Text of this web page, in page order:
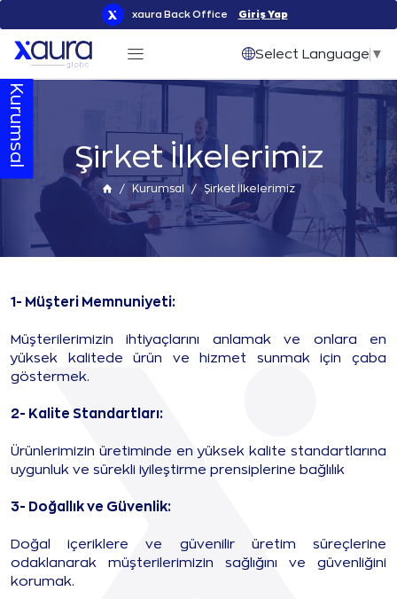
xaura Back Office Giriş Yap
Select Language ▼
Şirket İlkelerimiz
Kurumsal Şirket İlkelerimiz
Kurumsal
1- Müşteri Memnuniyeti:
Müşterilerimizin ihtiyaçlarını anlamak ve onlara en
yüksek kalitede ürün ve hizmet sunmak için çaba
göstermek.
2- Kalite Standartları:
Ürünlerimizin üretiminde en yüksek kalite standartlarına
uygunluk ve sürekli iyileştirme prensiplerine bağlılık
3- Doğallık ve Güvenlik:
Doğal içeriklere ve güvenilir üretim süreçlerine
odaklanarak müşterilerimizin sağlığını ve güvenliğini
korumak.